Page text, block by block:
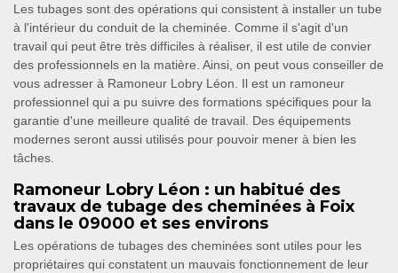
Les tubages sont des opérations qui consistent à installer un tube
à l'intérieur du conduit de la cheminée. Comme il s'agit d'un
travail qui peut être très difficiles à réaliser, il est utile de convier
des professionnels en la matière. Ainsi, on peut vous conseiller de
vous adresser à Ramoneur Lobry Léon. Il est un ramoneur
professionnel qui a pu suivre des formations spécifiques pour la
garantie d'une meilleure qualité de travail. Des équipements
modernes seront aussi utilisés pour pouvoir mener à bien les
tâches.
Ramoneur Lobry Léon : un habitué des
travaux de tubage des cheminées à Foix
dans le 09000 et ses environs
Les opérations de tubages des cheminées sont utiles pour les
propriétaires qui constatent un mauvais fonctionnement de leur